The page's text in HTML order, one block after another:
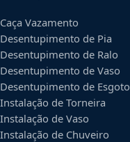
Caça Vazamento
Desentupimento de Pia
Desentupimento de Ralo
Desentupimento de Vaso
Desentupimento de Esgoto
Instalação de Torneira
Instalação de Vaso
Instalação de Chuveiro